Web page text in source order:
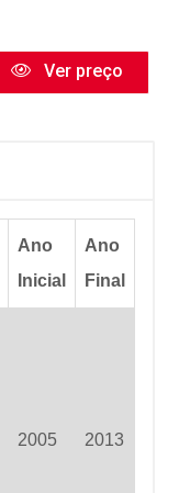
Ver preço
Ano
Inicial
Ano
Final
2005 2013